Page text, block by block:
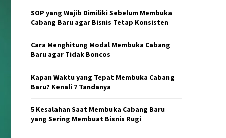
C
SOP yang Wajib Dimiliki Sebelum Membuka
Cabang Baru agar Bisnis Tetap Konsisten
Cara Menghitung Modal Membuka Cabang
Baru agar Tidak Boncos
Kapan Waktu yang Tepat Membuka Cabang
Baru? Kenali 7 Tandanya
5 Kesalahan Saat Membuka Cabang Baru
yang Sering Membuat Bisnis Rugi